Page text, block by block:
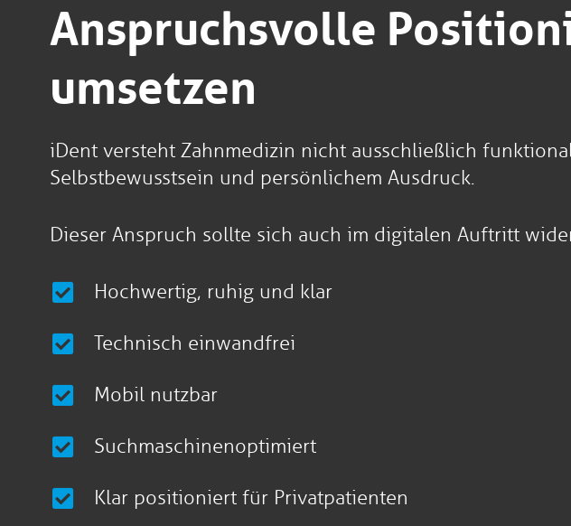
Anspruchsvolle
umsetzen
iDent versteht Zahnmedizin nicht ausschließlich
Selbstbewusstsein und persönlichem Ausdruck.
Dieser Anspruch sollte sich auch im digitalen Auftritt
Hochwertig, ruhig und klar
Technisch einwandfrei
Mobil nutzbar
Suchmaschinenoptimiert
Klar positioniert für Privatpatienten